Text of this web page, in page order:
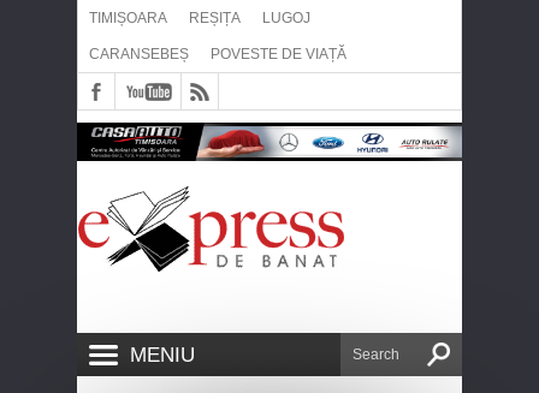
TIMIȘOARA REȘIȚA LUGOJ
CARANSEBEȘ POVESTE DE VIAȚĂ
MENIU